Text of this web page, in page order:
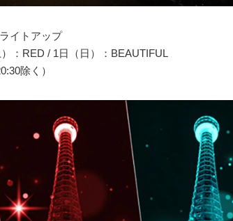
イトアップ
：RED / 1日（日）：BEAUTIFUL
除く）